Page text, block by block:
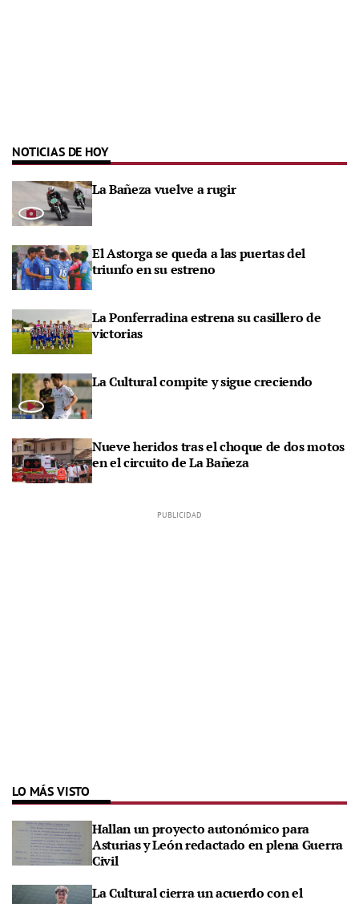
NOTICIAS DE HOY
La Bañeza vuelve a rugir
El Astorga se queda a las puertas del
triunfo en su estreno
La Ponferradina estrena su casillero de
victorias
La Cultural compite y sigue creciendo
Nueve heridos tras el choque de dos motos
en el circuito de La Bañeza
LO MÁS VISTO
Hallan un proyecto autonómico para
Asturias y León redactado en plena Guerra
Civil
La Cultural cierra un acuerdo con el